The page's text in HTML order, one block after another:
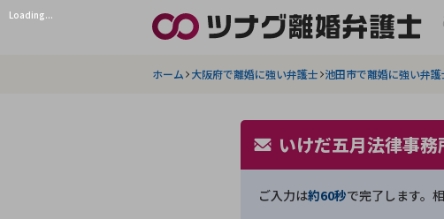
ホーム 大阪府で離婚に強い弁護士 池田市で離婚に強い弁護
いけだ五月法律事
ご入力は約60秒で完了します。
Loading...